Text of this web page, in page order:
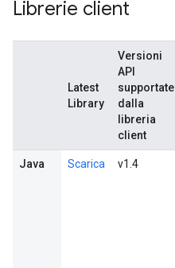
Librerie client
Latest
Library
Versioni
API
supportate
dalla
libreria
client
Java Scarica v1.4